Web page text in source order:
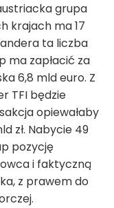
grupa
krajach ma 17
ta liczba
ma zapłacić za
6,8 mld euro. Z
TFI będzie
opiewałaby
zł. Nabycie 49
pozycję
i faktyczną
z prawem do